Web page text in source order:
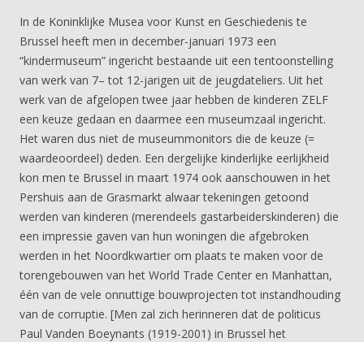
In de Koninklijke Musea voor Kunst en Geschiedenis te
Brussel heeft men in december-januari 1973 een
“kindermuseum” ingericht bestaande uit een tentoonstelling
van werk van 7– tot 12-jarigen uit de jeugdateliers. Uit het
werk van de afgelopen twee jaar hebben de kinderen ZELF
een keuze gedaan en daarmee een museumzaal ingericht.
Het waren dus niet de museummonitors die de keuze (=
waardeoordeel) deden. Een dergelijke kinderlijke eerlijkheid
kon men te Brussel in maart 1974 ook aanschouwen in het
Pershuis aan de Grasmarkt alwaar tekeningen getoond
werden van kinderen (merendeels gastarbeiderskinderen) die
een impressie gaven van hun woningen die afgebroken
werden in het Noordkwartier om plaats te maken voor de
torengebouwen van het World Trade Center en Manhattan,
één van de vele onnuttige bouwprojecten tot instandhouding
van de corruptie. [Men zal zich herinneren dat de politicus
Paul Vanden Boeynants (1919-2001) in Brussel het